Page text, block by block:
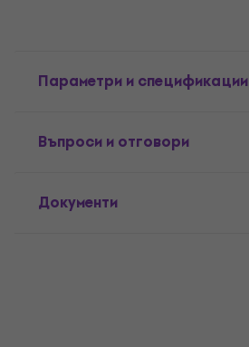
Параметри и спецификации
Въпроси и отговори
Документи